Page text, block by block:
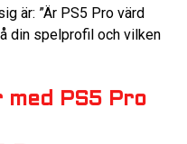
är: ”Är PS5 Pro värd
din spelprofil och vilken
med PS5 Pro